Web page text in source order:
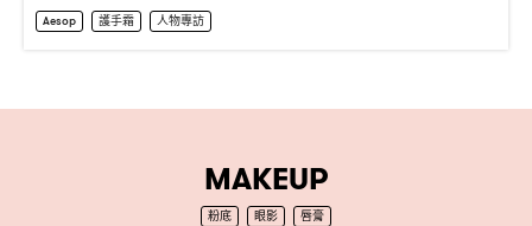
Aesop 護手霜 人物專訪
MAKEUP
粉底 眼影 唇膏